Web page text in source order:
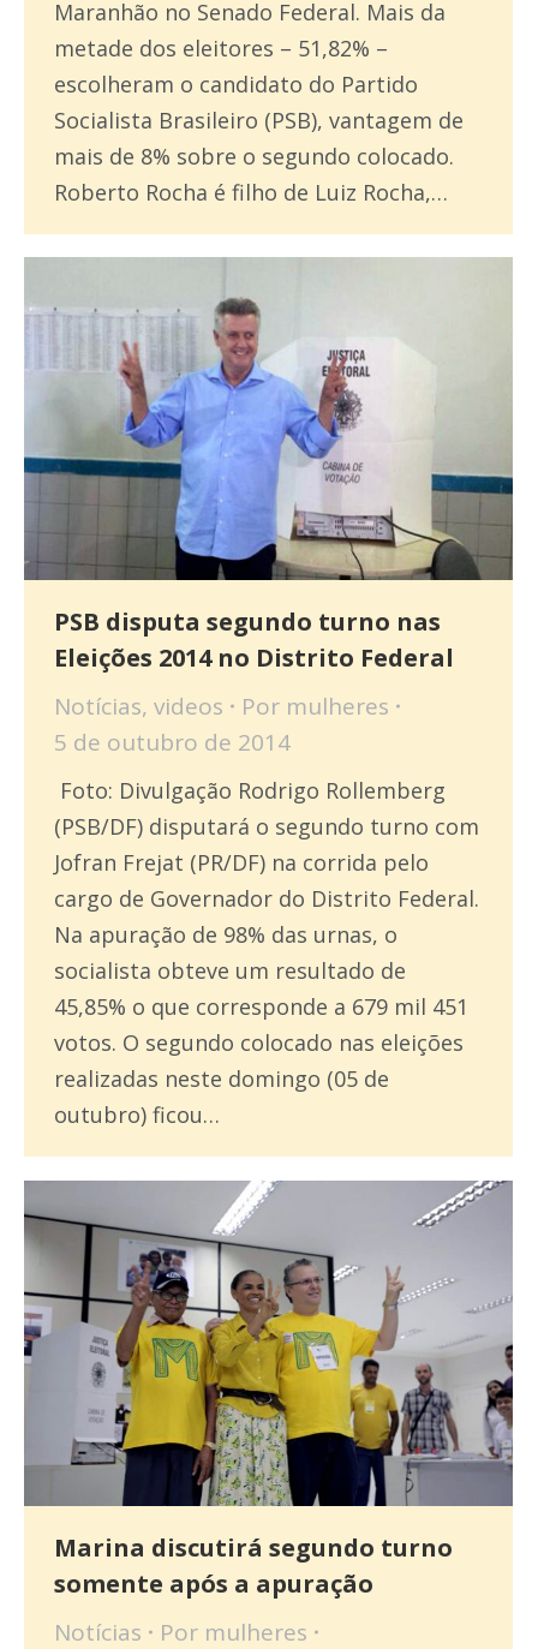
Maranhão no Senado Federal. Mais da
metade dos eleitores – 51,82% –
escolheram o candidato do Partido
Socialista Brasileiro (PSB), vantagem de
mais de 8% sobre o segundo colocado.
Roberto Rocha é filho de Luiz Rocha,…
PSB disputa segundo turno nas
Eleições 2014 no Distrito Federal
Notícias, videos Por mulheres
5 de outubro de 2014
Foto: Divulgação Rodrigo Rollemberg
(PSB/DF) disputará o segundo turno com
Jofran Frejat (PR/DF) na corrida pelo
cargo de Governador do Distrito Federal.
Na apuração de 98% das urnas, o
socialista obteve um resultado de
45,85% o que corresponde a 679 mil 451
votos. O segundo colocado nas eleições
realizadas neste domingo (05 de
outubro) ficou…
Marina discutirá segundo turno
somente após a apuração
Notícias Por mulheres